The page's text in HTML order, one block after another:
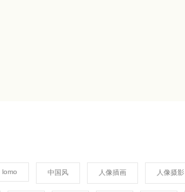
lomo 中国风 人像插画 人像摄影